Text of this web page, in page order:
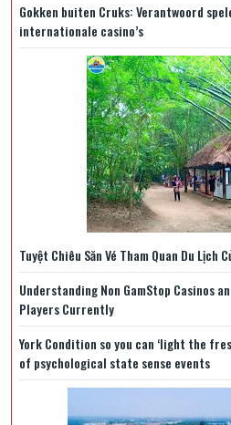
Gokken buiten Cruks: Verantwoord
internationale casino’s
Tuyệt Chiêu Săn Vé Tham Quan Du Lịch
Understanding Non GamStop Casinos
Players Currently
York Condition so you can ‘light the
of psychological state sense events